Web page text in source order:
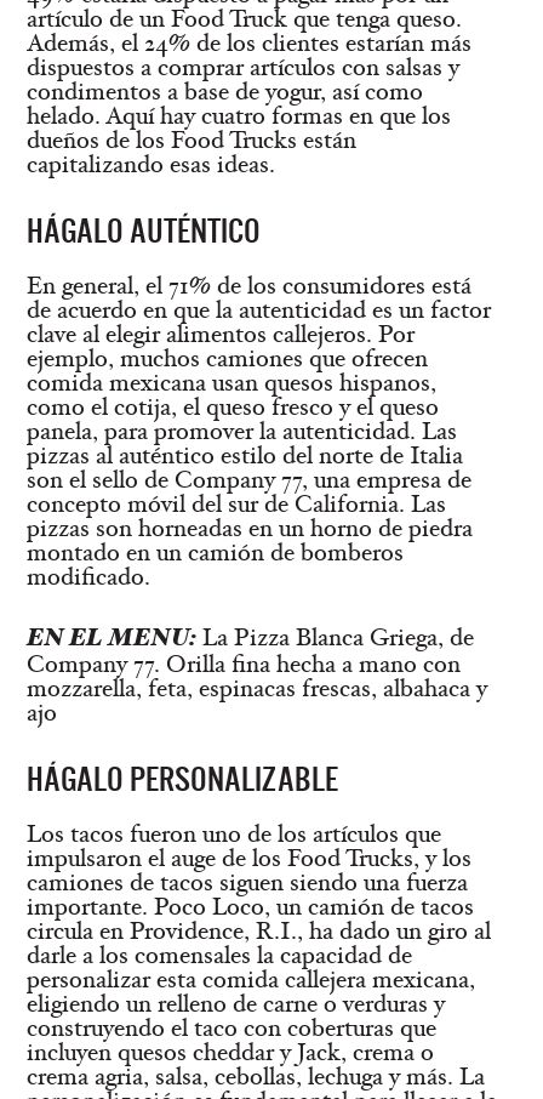
artículo de un Food Truck que tenga queso.
Además, el 24% de los clientes estarían más
dispuestos a comprar artículos con salsas y
condimentos a base de yogur, así como
helado. Aquí hay cuatro formas en que los
dueños de los Food Trucks están
capitalizando esas ideas.
HÁGALO AUTÉNTICO
En general, el 71% de los consumidores está
de acuerdo en que la autenticidad es un factor
clave al elegir alimentos callejeros. Por
ejemplo, muchos camiones que ofrecen
comida mexicana usan quesos hispanos,
como el cotija, el queso fresco y el queso
panela, para promover la autenticidad. Las
pizzas al auténtico estilo del norte de Italia
son el sello de Company 77, una empresa de
concepto móvil del sur de California. Las
pizzas son horneadas en un horno de piedra
montado en un camión de bomberos
modificado.
EN EL MENU: La Pizza Blanca Griega, de
Company 77. Orilla fina hecha a mano con
mozzarella, feta, espinacas frescas, albahaca y
ajo
HÁGALO PERSONALIZABLE
Los tacos fueron uno de los artículos que
impulsaron el auge de los Food Trucks, y los
camiones de tacos siguen siendo una fuerza
importante. Poco Loco, un camión de tacos
circula en Providence, R.I., ha dado un giro al
darle a los comensales la capacidad de
personalizar esta comida callejera mexicana,
eligiendo un relleno de carne o verduras y
construyendo el taco con coberturas que
incluyen quesos cheddar y Jack, crema o
crema agria, salsa, cebollas, lechuga y más. La